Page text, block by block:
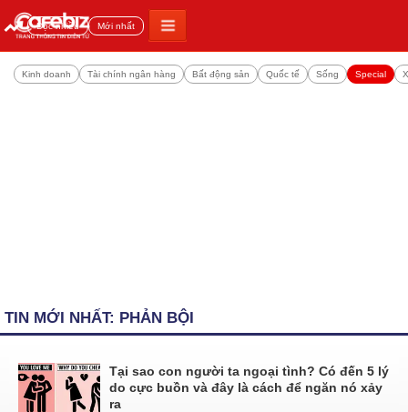
Đọc nhiều Mới nhất
Kinh doanh Tài chính ngân hàng Bất động sản Quốc tế Sống Special
TIN MỚI NHẤT: PHẢN BỘI
Tại sao con người ta ngoại tình? Có đến 5 lý
do cực buồn và đây là cách để ngăn nó xảy
ra